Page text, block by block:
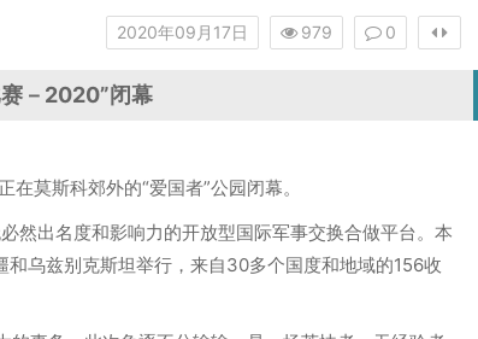
2020年09月17日 979 0
－2020”闭幕
莫斯科郊外的“爱国者”公园闭幕。
出名度和影响力的开放型国际军事交换合做平台。本
乌兹别克斯坦举行，来自30多个国度和地域的156收